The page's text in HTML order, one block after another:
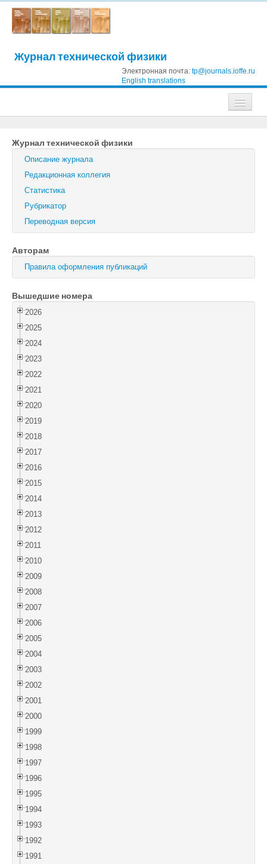
Журнал технической физики
Электронная почта: tp@journals.ioffe.ru
English translations
Журнал технической физики
Письма в Журнал технической физики
Физика твердого тела
Поиск
Журнал технической физики
Описание журнала
Редакционная коллегия
Статистика
Рубрикатор
Переводная версия
Авторам
Правила оформления публикаций
Вышедшие номера
2026
2025
2024
2023
2022
2021
2020
2019
2018
2017
2016
2015
2014
2013
2012
2011
2010
2009
2008
2007
2006
2005
2004
2003
2002
2001
2000
1999
1998
1997
1996
1995
1994
1993
1992
1991